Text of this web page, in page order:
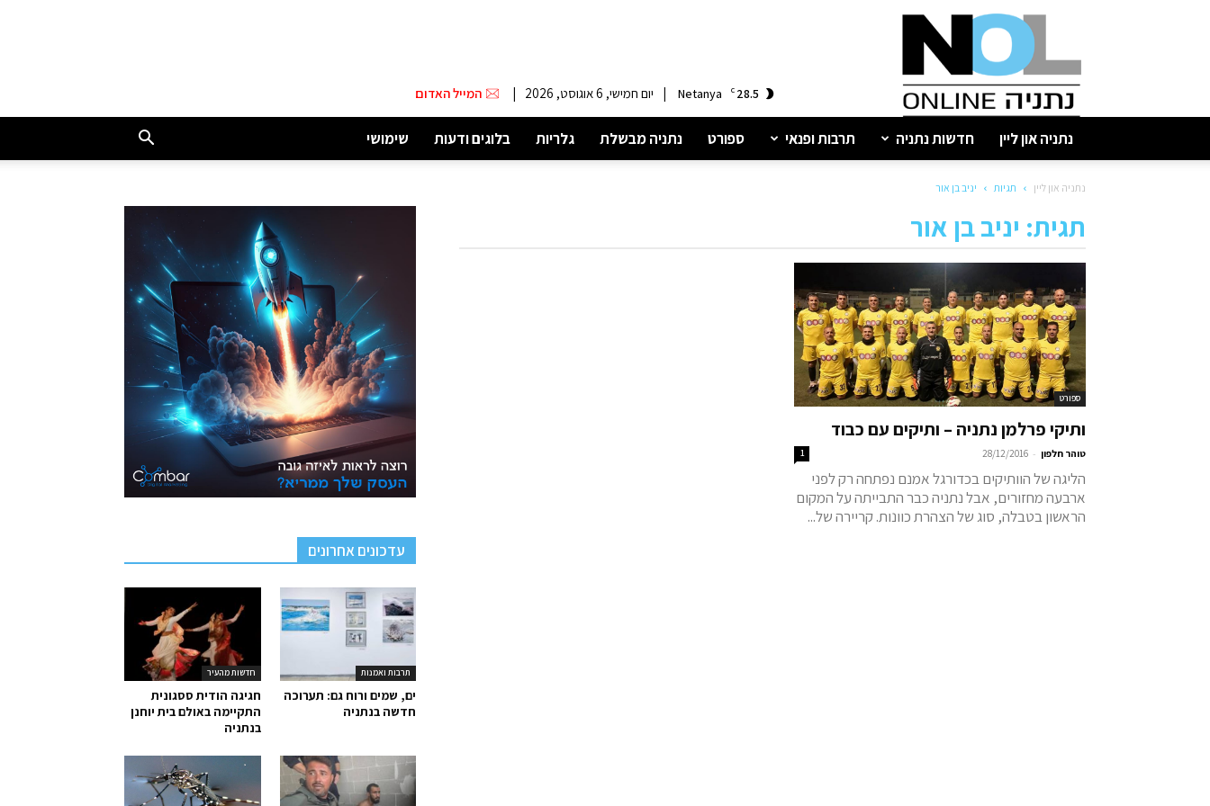
נתניה
28.5
C
Netanya
| יום חמישי, 6 אוגוסט, 2026 | המייל האדום
נתניה און ליין חדשות נתניה תרבות ופנאי ספורט נתניה מבשלת גלריות בלוגים ודעות שימושי
נתניה און ליין תגיות יניב בן אור
תגית: יניב בן אור
ספורט
ותיקי פרלמן נתניה – ותיקים עם כבוד
טוהר חלפון -
28/12/2016
1
הליגה של הוותיקים בכדורגל אמנם נפתחה רק לפני
ארבעה מחזורים, אבל נתניה כבר התבייתה על המקום
הראשון בטבלה, סוג של הצהרת כוונות. קריירה של...
עדכונים אחרונים
חדשות מהעיר
חגיגה הודית ססגונית
התקיימה באולם בית יוחנן
בנתניה
תרבות ואמנות
ים, שמים ורוח גם: תערוכה
חדשה בנתניה